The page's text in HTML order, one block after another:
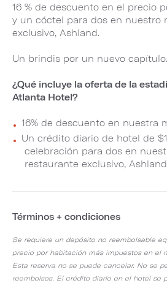
16 % de descuento en el precio
y un cóctel para dos en nuestro
exclusivo, Ashland.
Un brindis por un nuevo capítulo.
¿Qué incluye la oferta de la
Atlanta Hotel?
16% de descuento en nuestra
Un crédito diario de hotel de
celebración para dos en
restaurante exclusivo,
Términos + condiciones
Se requiere un depósito no reembolsable
precio por habitación más impuestos en el
Esta reserva no se puede cancelar. No se
reembolsos. El crédito diario en el hotel se